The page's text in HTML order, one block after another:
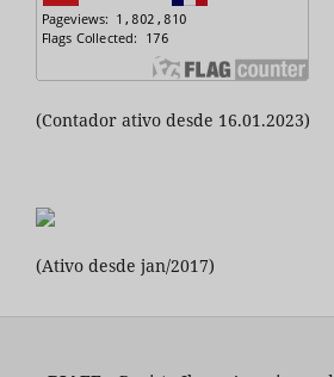
(Contador ativo desde 16.01.2023)
(Ativo desde jan/2017)